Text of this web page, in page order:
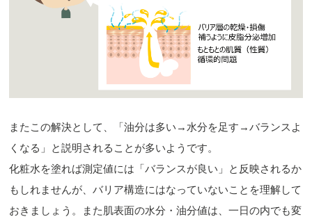
またこの解決として、「油分は多い→水分を足す→バランスよ
くなる」と説明されることが多いようです。
化粧水を塗れば測定値には「バランスが良い」と反映されるか
もしれませんが、バリア構造にはなっていないことを理解して
おきましょう。また肌表面の水分・油分値は、一日の内でも変